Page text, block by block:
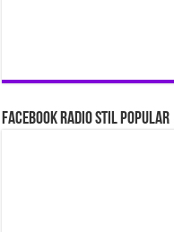
Facebook Radio Stil Popular